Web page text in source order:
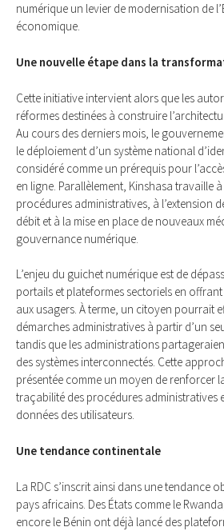
numérique un levier de modernisation de
économique.
Une nouvelle étape dans la
Cette initiative intervient alors que les
réformes destinées à construire
Au cours des derniers mois, le
le déploiement d’un système national
considéré comme un prérequis pour
en ligne. Parallèlement, Kinshasa travaille
procédures administratives, à l’extension
débit et à la mise en place de nouveaux
gouvernance numérique.
L’enjeu du guichet numérique est de
portails et plateformes sectoriels en
aux usagers. À terme, un citoyen pourrait
démarches administratives à partir d’un
tandis que les administrations
des systèmes interconnectés. Cette
présentée comme un moyen de renforcer
traçabilité des procédures administratives
données des utilisateurs.
Une tendance continentale
La RDC s’inscrit ainsi dans une tendance
pays africains. Des États comme le
encore le Bénin ont déjà lancé des